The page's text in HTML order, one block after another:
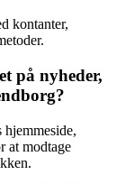
kontanter,
på nyheder,
at modtage